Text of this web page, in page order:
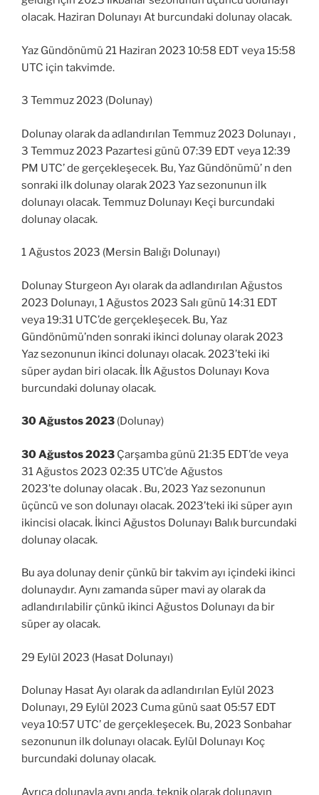
olacak. Haziran Dolunayı At burcundaki dolunay olacak.
Yaz Gündönümü 21 Haziran 2023 10:58 EDT veya 15:58
UTC için takvimde.
3 Temmuz 2023 (Dolunay)
Dolunay olarak da adlandırılan Temmuz 2023 Dolunayı ,
3 Temmuz 2023 Pazartesi günü 07:39 EDT veya 12:39
PM UTC’ de gerçekleşecek. Bu, Yaz Gündönümü’ n den
sonraki ilk dolunay olarak 2023 Yaz sezonunun ilk
dolunayı olacak. Temmuz Dolunayı Keçi burcundaki
dolunay olacak.
1 Ağustos 2023 (Mersin Balığı Dolunayı)
Dolunay Sturgeon Ayı olarak da adlandırılan Ağustos
2023 Dolunayı, 1 Ağustos 2023 Salı günü 14:31 EDT
veya 19:31 UTC’de gerçekleşecek. Bu, Yaz
Gündönümü’nden sonraki ikinci dolunay olarak 2023
Yaz sezonunun ikinci dolunayı olacak. 2023’teki iki
süper aydan biri olacak. İlk Ağustos Dolunayı Kova
burcundaki dolunay olacak.
30 Ağustos 2023 (Dolunay)
30 Ağustos 2023 Çarşamba günü 21:35 EDT’de veya
31 Ağustos 2023 02:35 UTC’de Ağustos
2023’te dolunay olacak . Bu, 2023 Yaz sezonunun
üçüncü ve son dolunayı olacak. 2023’teki iki süper ayın
ikincisi olacak. İkinci Ağustos Dolunayı Balık burcundaki
dolunay olacak.
Bu aya dolunay denir çünkü bir takvim ayı içindeki ikinci
dolunaydır. Aynı zamanda süper mavi ay olarak da
adlandırılabilir çünkü ikinci Ağustos Dolunayı da bir
süper ay olacak.
29 Eylül 2023 (Hasat Dolunayı)
Dolunay Hasat Ayı olarak da adlandırılan Eylül 2023
Dolunayı, 29 Eylül 2023 Cuma günü saat 05:57 EDT
veya 10:57 UTC’ de gerçekleşecek. Bu, 2023 Sonbahar
sezonunun ilk dolunayı olacak. Eylül Dolunayı Koç
burcundaki dolunay olacak.
Ayrıca dolunayla aynı anda, teknik olarak dolunayın